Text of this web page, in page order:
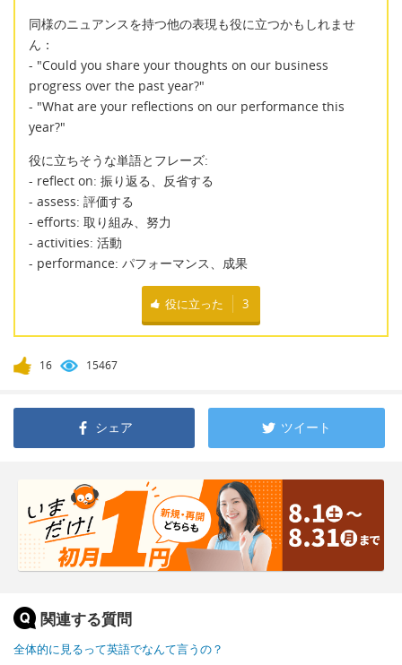
同様のニュアンスを持つ他の表現も役に立つかもしれませ
ん：
- "Could you share your thoughts on our business
progress over the past year?"
- "What are your reflections on our performance this
year?"
役に立ちそうな単語とフレーズ:
- reflect on: 振り返る、反省する
- assess: 評価する
- efforts: 取り組み、努力
- activities: 活動
- performance: パフォーマンス、成果
役に立った 3
16 15467
シェア ツイート
関連する質問
全体的に見るって英語でなんて言うの？